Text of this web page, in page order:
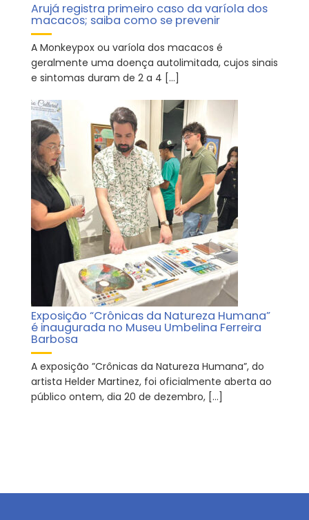
Arujá registra primeiro caso da varíola dos
macacos; saiba como se prevenir
A Monkeypox ou varíola dos macacos é
geralmente uma doença autolimitada, cujos sinais
e sintomas duram de 2 a 4 […]
Exposição “Crônicas da Natureza Humana”
é inaugurada no Museu Umbelina Ferreira
Barbosa
A exposição ”Crônicas da Natureza Humana”, do
artista Helder Martinez, foi oficialmente aberta ao
público ontem, dia 20 de dezembro, […]